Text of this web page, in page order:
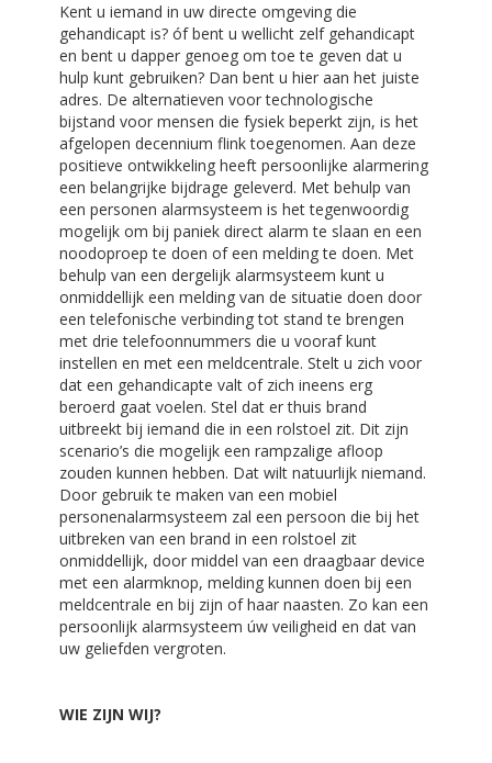
Kent u iemand in uw directe omgeving die
gehandicapt is? óf bent u wellicht zelf gehandicapt
en bent u dapper genoeg om toe te geven dat u
hulp kunt gebruiken? Dan bent u hier aan het juiste
adres. De alternatieven voor technologische
bijstand voor mensen die fysiek beperkt zijn, is het
afgelopen decennium flink toegenomen. Aan deze
positieve ontwikkeling heeft persoonlijke alarmering
een belangrijke bijdrage geleverd. Met behulp van
een personen alarmsysteem is het tegenwoordig
mogelijk om bij paniek direct alarm te slaan en een
noodoproep te doen of een melding te doen. Met
behulp van een dergelijk alarmsysteem kunt u
onmiddellijk een melding van de situatie doen door
een telefonische verbinding tot stand te brengen
met drie telefoonnummers die u vooraf kunt
instellen en met een meldcentrale. Stelt u zich voor
dat een gehandicapte valt of zich ineens erg
beroerd gaat voelen. Stel dat er thuis brand
uitbreekt bij iemand die in een rolstoel zit. Dit zijn
scenario’s die mogelijk een rampzalige afloop
zouden kunnen hebben. Dat wilt natuurlijk niemand.
Door gebruik te maken van een mobiel
personenalarmsysteem zal een persoon die bij het
uitbreken van een brand in een rolstoel zit
onmiddellijk, door middel van een draagbaar device
met een alarmknop, melding kunnen doen bij een
meldcentrale en bij zijn of haar naasten. Zo kan een
persoonlijk alarmsysteem úw veiligheid en dat van
uw geliefden vergroten.
WIE ZIJN WIJ?